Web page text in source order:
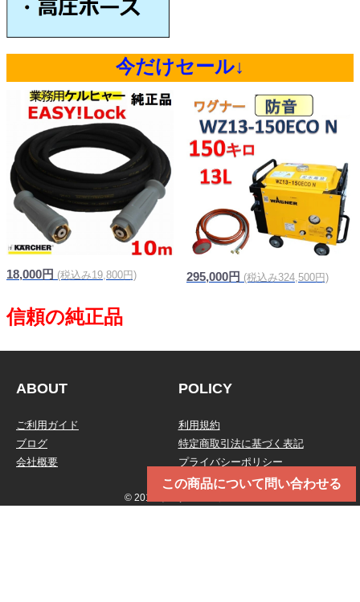
この商品について問い合わせる
今だけセール↓
18,000円 (税込み19,800円) 295,000円 (税込み324,500円)
ABOUT
ご利用ガイド
ブログ
会社概要
POLICY
利用規約
特定商取引法に基づく表記
プライバシーポリシー
© 2019 トータルメンテ